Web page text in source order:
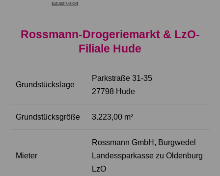
Rossmann-Drogeriemarkt & LzO-
Filiale Hude
Grundstückslage
Parkstraße 31-35
27798 Hude
Grundstücksgröße 3.223,00 m²
Mieter
Rossmann GmbH, Burgwedel
Landessparkasse zu Oldenburg
LzO